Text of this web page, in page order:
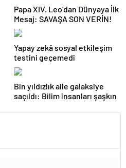
Papa XIV. Leo’dan Dünyaya İlk
Mesaj: SAVAŞA SON VERİN!
Yapay zekâ sosyal etkileşim
testini geçemedi
Bin yıldızlık aile galaksiye
saçıldı: Bilim insanları şaşkın